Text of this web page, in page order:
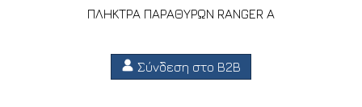
ΠΛΗΚΤΡΑ ΠΑΡΑΘΥΡΩΝ RANGER A
Σύνδεση στο B2B